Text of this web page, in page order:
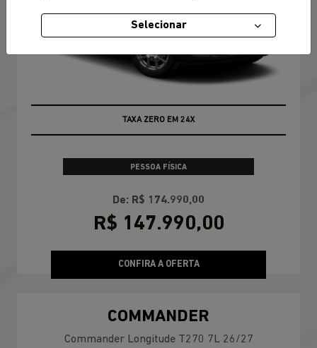
TAXA ZERO EM 24X
PESSOA FÍSICA
De: R$ 174.990,00
R$ 147.990,00
CONFIRA A OFERTA
COMMANDER
Commander Longitude T270 7L 26/27
Selecionar